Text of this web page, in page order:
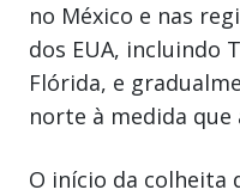
no México e nas
dos EUA, incluindo
Flórida, e
norte à medida
O início da colheita